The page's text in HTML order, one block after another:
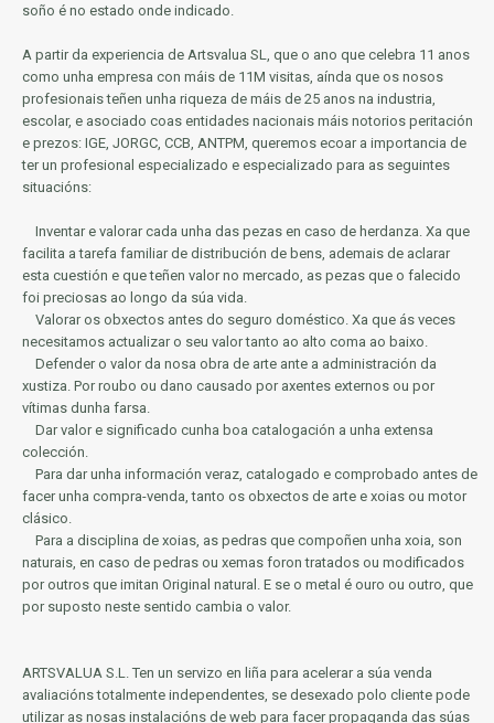
soño é no estado onde indicado.
A partir da experiencia de Artsvalua SL, que o ano que celebra 11 anos
como unha empresa con máis de 11M visitas, aínda que os nosos
profesionais teñen unha riqueza de máis de 25 anos na industria,
escolar, e asociado coas entidades nacionais máis notorios peritación
e prezos: IGE, JORGC, CCB, ANTPM, queremos ecoar a importancia de
ter un profesional especializado e especializado para as seguintes
situacións:
Inventar e valorar cada unha das pezas en caso de herdanza. Xa que
facilita a tarefa familiar de distribución de bens, ademais de aclarar
esta cuestión e que teñen valor no mercado, as pezas que o falecido
foi preciosas ao longo da súa vida.
Valorar os obxectos antes do seguro doméstico. Xa que ás veces
necesitamos actualizar o seu valor tanto ao alto coma ao baixo.
Defender o valor da nosa obra de arte ante a administración da
xustiza. Por roubo ou dano causado por axentes externos ou por
vítimas dunha farsa.
Dar valor e significado cunha boa catalogación a unha extensa
colección.
Para dar unha información veraz, catalogado e comprobado antes de
facer unha compra-venda, tanto os obxectos de arte e xoias ou motor
clásico.
Para a disciplina de xoias, as pedras que compoñen unha xoia, son
naturais, en caso de pedras ou xemas foron tratados ou modificados
por outros que imitan Original natural. E se o metal é ouro ou outro, que
por suposto neste sentido cambia o valor.
ARTSVALUA S.L. Ten un servizo en liña para acelerar a súa venda
avaliacións totalmente independentes, se desexado polo cliente pode
utilizar as nosas instalacións de web para facer propaganda das súas